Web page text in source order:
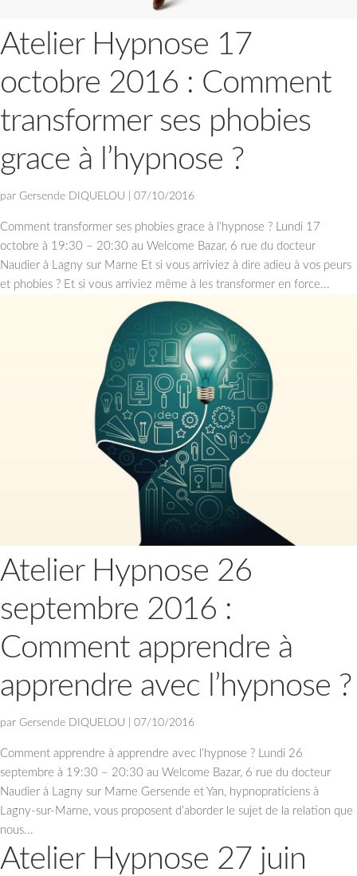
Atelier Hypnose 17
octobre 2016 : Comment
transformer ses phobies
grace à l’hypnose ?
par Gersende DIQUELOU 07/10/2016
Comment transformer ses phobies grace à l’hypnose ? Lundi 17
octobre à 19:30 – 20:30 au Welcome Bazar, 6 rue du docteur
Naudier à Lagny sur Marne Et si vous arriviez à dire adieu à vos peurs
et phobies ? Et si vous arriviez même à les transformer en force...
Atelier Hypnose 26
septembre 2016 :
Comment apprendre à
apprendre avec l’hypnose ?
par Gersende DIQUELOU 07/10/2016
Comment apprendre à apprendre avec l’hypnose ? Lundi 26
septembre à 19:30 – 20:30 au Welcome Bazar, 6 rue du docteur
Naudier à Lagny sur Marne Gersende et Yan, hypnopraticiens à
Lagny-sur-Marne, vous proposent d’aborder le sujet de la relation que
nous...
Atelier Hypnose 27 juin